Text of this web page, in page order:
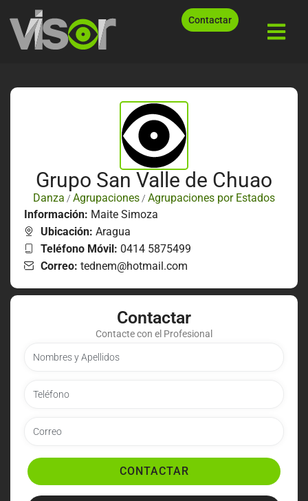
Contactar
Grupo San Valle de Chuao
Danza / Agrupaciones / Agrupaciones por Estados
Información: Maite Simoza
Ubicación: Aragua
Teléfono Móvil: 0414 5875499
Correo: tednem@hotmail.com
Contactar
Contacte con el Profesional
CONTACTAR